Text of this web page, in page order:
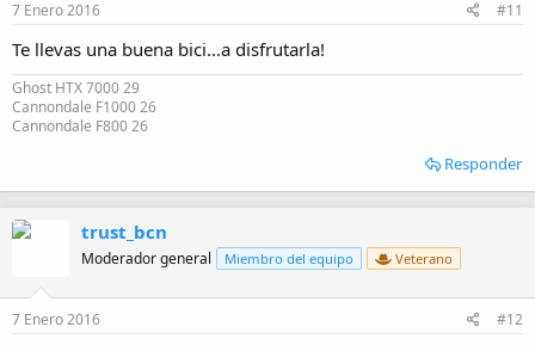
s
7 Enero 2016 #11
Te llevas una buena bici...a disfrutarla!
Ghost HTX 7000 29
Cannondale F1000 26
Cannondale F800 26
Responder
trust_bcn
Moderador general Miembro del equipo Veterano
7 Enero 2016 #12